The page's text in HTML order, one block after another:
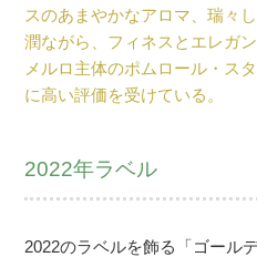
スのあまやかなアロマ、瑞々
潤ながら、フィネスとエレガ
メルロ主体のポムロール・ス
に高い評価を受けている。
2022年ラベル
2022のラベルを飾る「ゴール